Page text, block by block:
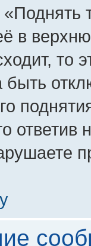
в
то
быть
ответив